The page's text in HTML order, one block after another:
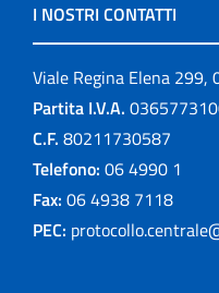
I NOSTRI CONTATTI
Viale Regina Elena 299,
Partita I.V.A.
C.F. 80211730587
Telefono: 06 4990 1
Fax: 06 4938 7118
PEC: